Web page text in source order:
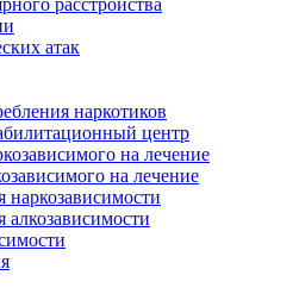
расстройства
атак
наркотиков
центр
на лечение
на лечение